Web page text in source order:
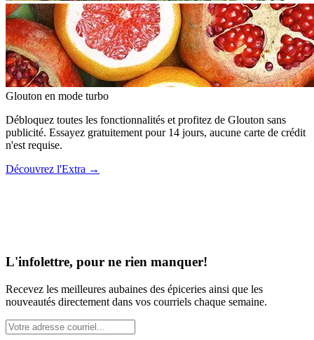
Glouton en mode turbo
Débloquez toutes les fonctionnalités et profitez de Glouton sans
publicité. Essayez gratuitement pour 14 jours, aucune carte de crédit
n'est requise.
Découvrez l'Extra →
L'infolettre, pour ne rien manquer!
Recevez les meilleures aubaines des épiceries ainsi que les
nouveautés directement dans vos courriels chaque semaine.